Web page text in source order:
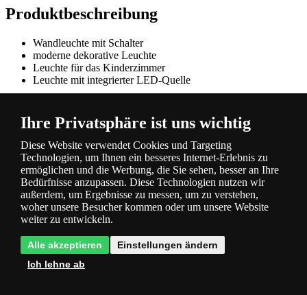
Produktbeschreibung
Wandleuchte mit Schalter
moderne dekorative Leuchte
Leuchte für das Kinderzimmer
Leuchte mit integrierter LED-Quelle
Energiesparende Technologie LED - spart Strom und Ihr Geld
Kabelschalter- die Leuchte hat einen Schalter am Kabel
Produktparameter
Verfügbarkeit
Sofort versandfertig, Lieferfrist 2-3 Tage
Farbe Filter
buntfarbig
Material
Ihre Privatsphäre ist uns wichtig
Diese Website verwendet Cookies und Targeting
Technologien, um Ihnen ein besseres Internet-Erlebnis zu
ermöglichen und die Werbung, die Sie sehen, besser an Ihre
Bedürfnisse anzupassen. Diese Technologien nutzen wir
außerdem, um Ergebnisse zu messen, um zu verstehen,
woher unsere Besucher kommen oder um unsere Website
weiter zu entwickeln.
Alle akzeptieren
Einstellungen ändern
Ich lehne ab